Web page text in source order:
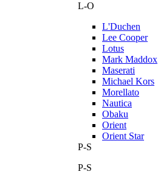
L-O
L'Duchen
Lee Cooper
Lotus
Mark Maddox
Maserati
Michael Kors
Morellato
Nautica
Obaku
Orient
Orient Star
P-S
P-S